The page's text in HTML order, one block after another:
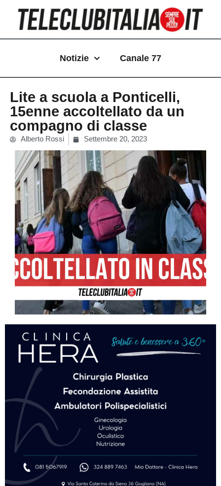
contenuto
Notizie Canale 77
Lite a scuola a Ponticelli,
15enne accoltellato da un
compagno di classe
Alberto Rossi Settembre 20, 2023